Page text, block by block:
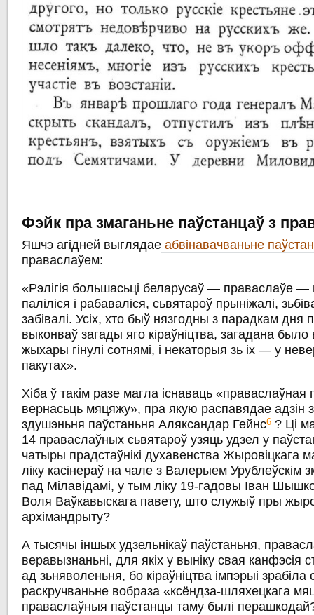
Фэйк пра змаганьне паўстанцаў з
Яшчэ агідней выглядае абвінавачваньне
праваслаўем:
«Рэлігія большасьці беларусаў — праваслаўе
паліліся і рабаваліся, сьвятароў прыніжалі,
забівалі. Усіх, хто быў нязгодны з парадкам дня
выконваў загады яго кіраўніцтва, загадана
жыхары гінулі сотнямі, і некаторыя зь іх — у
пакутах».
Хіба ў такім разе магла існаваць «праваслаўная
вернасьць мяцяжу», пра якую распавядае адзін з
здушэньня паўстаньня Аляксандар Гейнс6 ? Ці
14 праваслаўных сьвятароў узяць удзел у
чатыры прадстаўнікі духавенства Жыровіцкага
ліку касінераў на чале з Валерыем Урублеўскім
пад Мілавідамі, у тым ліку 19-гадовы Іван
Воля Ваўкавыскага павету, што служыў пры
архімандрыту?
А тысячы іншых удзельнікаў паўстаньня,
веравызнаньні, для якіх у выніку свая канфэсія
ад зьняволеньня, бо кіраўніцтва імпэрыі зрабіла
раскручваньне вобраза «ксёндза-шляхецкага
праваслаўныя паўстанцы таму былі